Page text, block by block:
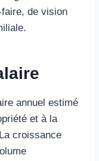
de vision
annuel estimé
et à la
croissance